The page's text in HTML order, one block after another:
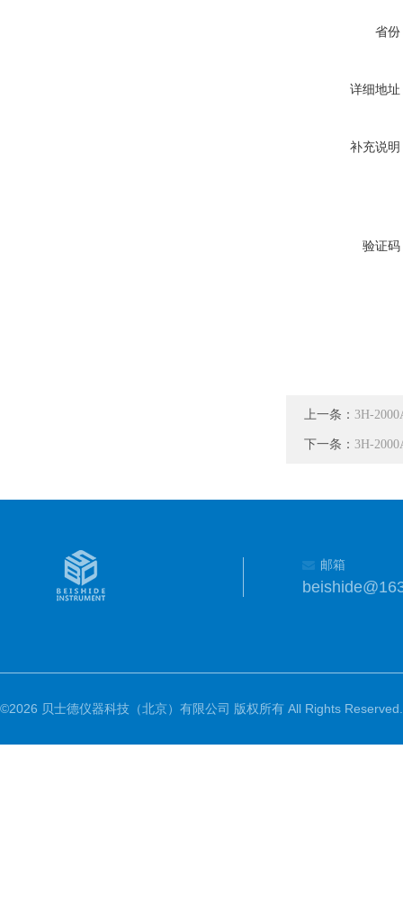
省份
详细地址
补充说明
验证码
上一条： 3H-
下一条： 3H-
邮箱
©2026 贝士德仪器科技（北京）有限公司 版权所有 All Rights Reserved.